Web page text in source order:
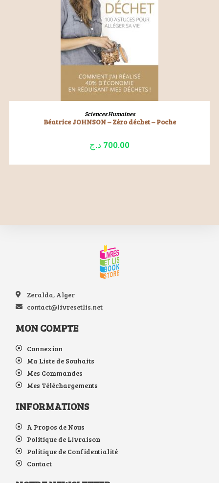
LIRE LA SUITE
Sciences Humaines
Béatrice JOHNSON – Zéro déchet – Poche
700.00 د.ج
Zeralda, Alger
contact@livresetlis.net
MON COMPTE
Connexion
Ma Liste de Souhaits
Mes Commandes
Mes Téléchargements
INFORMATIONS
A Propos de Nous
Politique de Livraison
Politique de Confidentialité
Contact